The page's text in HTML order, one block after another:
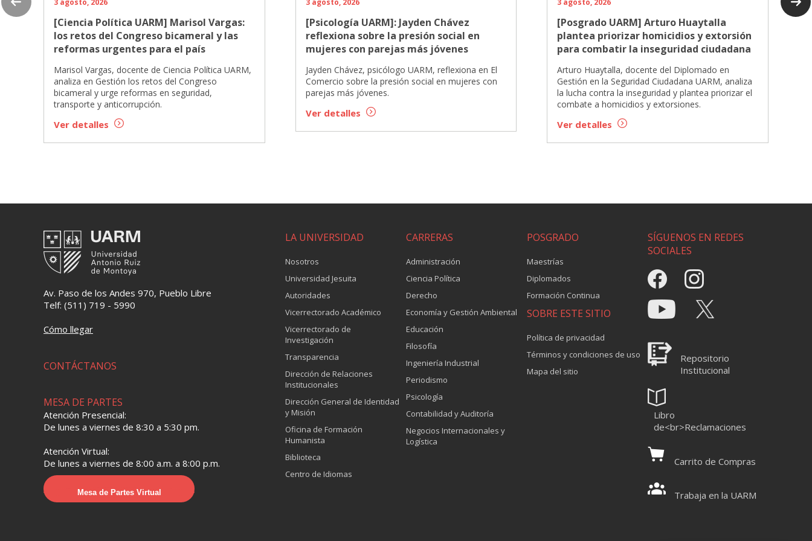
3 agosto, 2026
[Ciencia Política UARM] Marisol Vargas:
los retos del Congreso bicameral y las
reformas urgentes para el país
Marisol Vargas, docente de Ciencia Política UARM,
analiza en Gestión los retos del Congreso
bicameral y urge reformas en seguridad,
transporte y anticorrupción.
Ver detalles
3 agosto, 2026
[Psicología UARM]: Jayden Chávez
reflexiona sobre la presión social en
mujeres con parejas más jóvenes
Jayden Chávez, psicólogo UARM, reflexiona en El
Comercio sobre la presión social en mujeres con
parejas más jóvenes.
Ver detalles
3 agosto, 2026
[Posgrado UARM] Arturo Huaytalla
plantea priorizar homicidios y extorsión
para combatir la inseguridad ciudadana
Arturo Huaytalla, docente del Diplomado en
Gestión en la Seguridad Ciudadana UARM, analiza
la lucha contra la inseguridad y plantea priorizar el
combate a homicidios y extorsiones.
Ver detalles
Av. Paso de los Andes 970, Pueblo Libre
Telf: (511) 719 - 5990
Cómo llegar
CONTÁCTANOS
MESA DE PARTES
Atención Presencial:
De lunes a viernes de 8:30 a 5:30 pm.
Atención Virtual:
De lunes a viernes de 8:00 a.m. a 8:00 p.m.
Mesa de Partes Virtual
LA UNIVERSIDAD
Nosotros
Universidad Jesuita
Autoridades
Vicerrectorado Académico
Vicerrectorado de
Investigación
Transparencia
Dirección de Relaciones
Institucionales
Dirección General de Identidad
y Misión
Oficina de Formación
Humanista
Biblioteca
Centro de Idiomas
CARRERAS
Administración
Ciencia Política
Derecho
Economía y Gestión Ambiental
Educación
Filosofía
Ingeniería Industrial
Periodismo
Psicología
Contabilidad y Auditoría
Negocios Internacionales y
Logística
POSGRADO
Maestrías
Diplomados
Formación Continua
SOBRE ESTE SITIO
Política de privacidad
Términos y condiciones de uso
Mapa del sitio
SÍGUENOS EN REDES
SOCIALES
Repositorio
Institucional
Libro
de<br>Reclamaciones
Carrito de Compras
Trabaja en la UARM